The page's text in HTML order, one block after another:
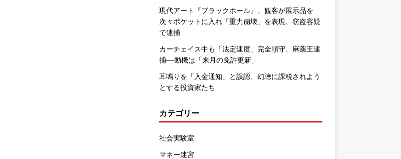
現代アート『ブラックホール』、観客が展示品を
次々ポケットに入れ「重力崩壊」を表現、窃盗容疑
で逮捕
カーチェイス中も「法定速度」完全順守、麻薬王逮
捕――動機は「来月の免許更新」
耳鳴りを「入金通知」と誤認、幻聴に課税されよう
とする投資家たち
カテゴリー
社会実験室
マネー迷宮